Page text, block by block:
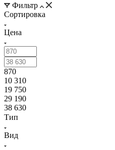
Фильтр
Сортировка
Цена
870
10 310
19 750
29 190
38 630
Тип
Вид